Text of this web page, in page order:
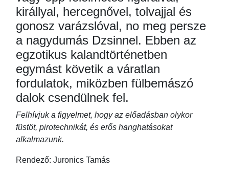
királlyal, hercegnővel, tolvajjal és
gonosz varázslóval, no meg persze
a nagydumás Dzsinnel. Ebben az
egzotikus kalandtörténetben
egymást követik a váratlan
fordulatok, miközben fülbemászó
dalok csendülnek fel.
Felhívjuk a figyelmet, hogy az előadásban olykor
füstöt, pirotechnikát, és erős hanghatásokat
alkalmazunk.
Rendező: Juronics Tamás